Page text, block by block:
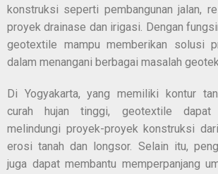
konstruksi seperti pembangunan jalan,
proyek drainase dan irigasi. Dengan
geotextile mampu memberikan solusi
dalam menangani berbagai masalah
Di Yogyakarta, yang memiliki kontur
curah hujan tinggi, geotextile dapat
melindungi proyek-proyek konstruksi
erosi tanah dan longsor. Selain itu,
juga dapat membantu memperpanjang